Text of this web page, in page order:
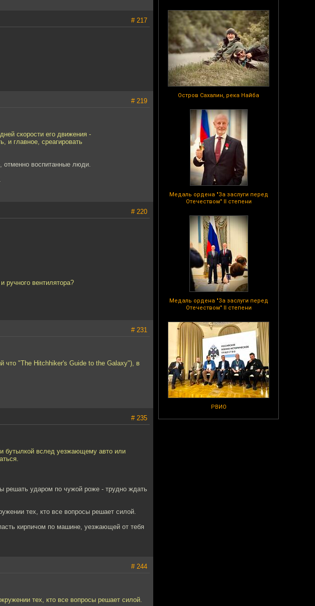
Остров Сахалин, река Найба
Медаль ордена "За заслуги перед
Отечеством" II степени
Медаль ордена "За заслуги перед
Отечеством" II степени
РВИО
# 217
# 219
скорости его движения -
и главное, среагировать
отменно воспитанные люди.
# 220
ручного вентилятора?
# 231
что "The Hitchhiker's Guide to the Galaxy"), в
# 235
бутылкой вслед уезжающему авто или
решать ударом по чужой роже - трудно ждать
тех, кто все вопросы решает силой.
кирпичом по машине, уезжающей от тебя
# 244
тех, кто все вопросы решает силой.